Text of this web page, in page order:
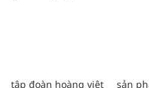
tập đoàn hoàng việt sản